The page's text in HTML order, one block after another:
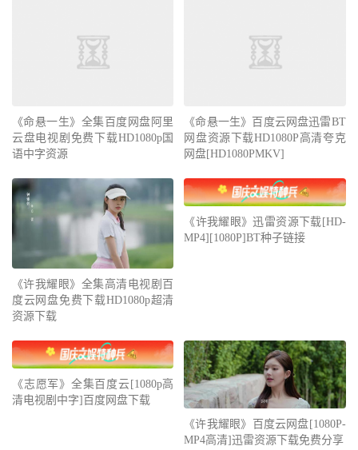
《命悬一生》全集百度网盘阿里
云盘电视剧免费下载HD1080p国
语中字资源
《命悬一生》百度云网盘迅雷BT
网盘资源下载HD1080P高清夸克
网盘[HD1080PMKV]
《许我耀眼》全集高清电视剧百
度云网盘免费下载HD1080p超清
资源下载
《许我耀眼》迅雷资源下载[HD-
MP4][1080P]BT种子链接
《志愿军》全集百度云[1080p高
清电视剧中字]百度网盘下载
《许我耀眼》百度云网盘[1080P-
MP4高清]迅雷资源下载免费分享